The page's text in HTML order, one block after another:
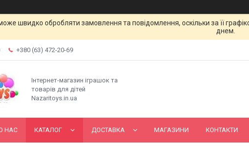
швидко обробляти замовлення та повідомлення, оскільки за її
днем.
+380 (63) 472-20-69
Інтернет-магазин іграшок та
товарів для дітей
Nazaritoys.in.ua
НАС КАТАЛОГ ДОСТАВКА МАГАЗИНИ КОНТАКТИ